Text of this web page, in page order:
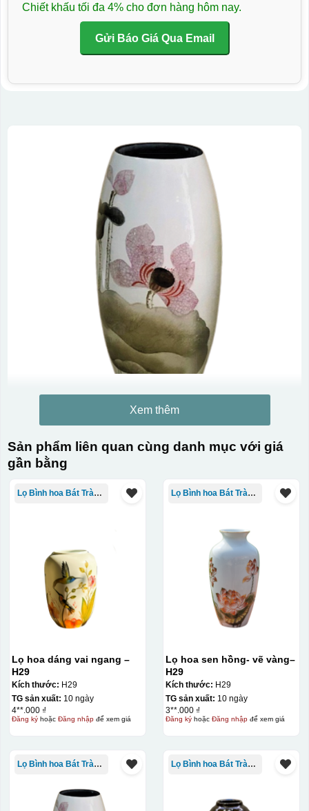
Chiết khấu tối đa 4% cho đơn hàng hôm nay.
Gửi Báo Giá Qua Email
Xem thêm
Sản phẩm liên quan cùng danh mục với giá
gần bằng
Lọ Bình hoa Bát Tràng in logo
Lọ hoa dáng vai ngang –
H29
Kích thước: H29
TG sản xuất: 10 ngày
4**.000 ₫
Đăng kýhoặc Đăng nhậpđể xem giá
Lọ Bình hoa Bát Tràng in logo
Lọ hoa sen hồng- vẽ vàng–
H29
Kích thước: H29
TG sản xuất: 10 ngày
3**.000 ₫
Đăng kýhoặc Đăng nhậpđể xem giá
Lọ Bình hoa Bát Tràng in logo Lọ Bình hoa Bát Tràng in logo